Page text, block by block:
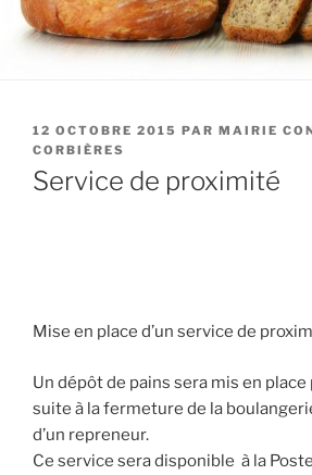
PUBLIÉ
LE
12 OCTOBRE 2015 PAR MAIRIE
CORBIÈRES
Service de proximité
Mise en place d’un service de
Un dépôt de pains sera mis en
suite à la fermeture de la
d’un repreneur.
Ce service sera disponible à la